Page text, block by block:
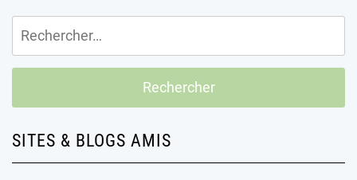
Rechercher :
SITES & BLOGS AMIS